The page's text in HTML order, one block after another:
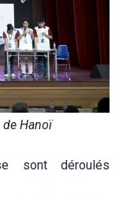
Hanoï
sont déroulés